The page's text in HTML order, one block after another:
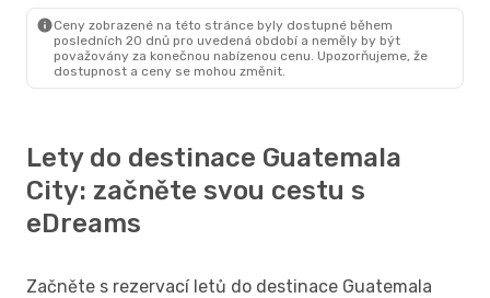
Ceny zobrazené na této stránce byly dostupné během
posledních 20 dnů pro uvedená období a neměly by být
považovány za konečnou nabízenou cenu. Upozorňujeme, že
dostupnost a ceny se mohou změnit.
Lety do destinace Guatemala
City: začněte svou cestu s
eDreams
Začněte s rezervací letů do destinace Guatemala